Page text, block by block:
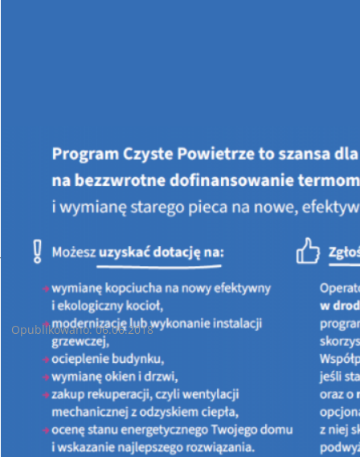
Jesteś tutaj:STRONA GŁÓWNA
AKTUALNOŚCI
Zawieszenie programu "AURA"
Zawieszenie programu "AURA"
Opublikowano: 06.06.2018
Zarząd WFOŚiGW w Kielcach informuje, że w dniu
08.06 2018
. zawiesza program pożyczkowy